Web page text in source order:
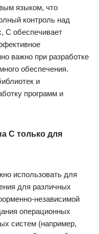
языком, что
контроль над
C обеспечивает
важно при разработке
обеспечения.
и
программ и
C только для
использовать для
для различных
независимой
операционных
систем (например,